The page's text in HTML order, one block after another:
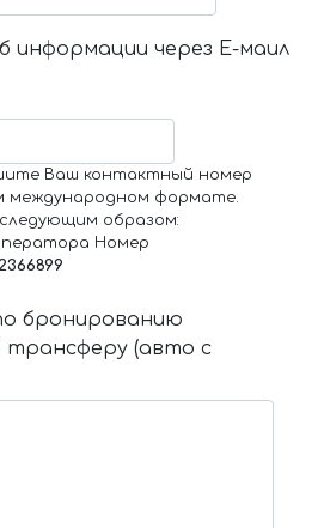
информации через Е-маил
Ваш контактный номер
международном формате.
образом:
Номер
бронированию
трансферу (авто с